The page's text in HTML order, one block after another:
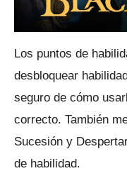
Los puntos de
desbloquear
seguro de cómo
correcto. También
Sucesión y
de habilidad.